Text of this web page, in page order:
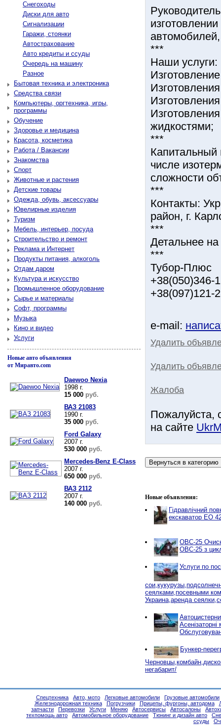
Снегоходы
Диски для авто
Сигнализации
Гаражи, стоянки
Автострахование
Авто кредиты и ссуды
Очередь на машину
Разное
Бытовая техника и электроника
Средства связи
Компьютеры, оргтехника, игры,
программы
Обучение
Здоровье и медицина
Красота, косметика
Работа / Вакансии
Знакомства
Спорт
Животные и растения
Детские товары
Одежда, обувь, аксессуары
Ювелирные изделия
Туризм
Мебель, интерьер, посуда
Строительство и ремонт
Реклама и Интернет
Продукты питания, алкоголь
Отдам даром
Культура и искусство
Промышленное оборудование
Сырье и материалы
Софт, программы
Музыка
Кино и видео
Услуги
Новые авто объявления
от Миравто.com
Daewoo Nexia
1998 г.
15 000 руб.
ВАЗ 21083
1990 г.
35 000 руб.
Ford Galaxy
2007 г.
530 000 руб.
Mercedes-Benz E-Class
2007 г.
650 000 руб.
ВАЗ 2112
2007 г.
140 000 руб.
***
Наши услуги:
жидкостями;
***
Капитальный
числе
сложности
***
Контакты:
район, г.
***
Детальнее
***
Тубор-Плюс
+38(050)346-
+38(097)121-
e-mail:
Удалить
Удалить
Жалоба
Пожалуйста,
на сайте
Новые объявления:
Гідравлічний
екскаватор ЕО
ОВС-25
ОВС-25 з
Услуги по
сеялками,посевными
Украина,аренда
Бункер-
негабарит/
Спецтехника Авто, мото Легковые автомобили
Грузовые автомобили
Железнодорожная техника
Погрузчики Прицепы, фургоны, автодома
запчасти
Перевозки Услуги Меняю Автосервисы Автосалоны
техпомощь авто
Автомобильное оборудование Тюнинг и дизайн авто
ссуды